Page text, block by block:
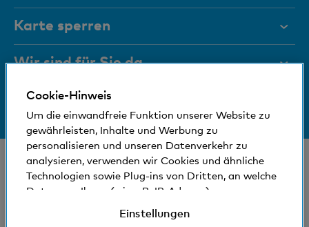
Dokumente
Magazin
Führungsgremien
Medien
Sozial und umweltfreundlich
Über uns
Investor Relations
Medien
Blog
Karte sperren
+41 (0)800 88 99 66
Wir sind für Sie da
Hilfe & Kontakt
Standorte und Bancomaten
Bankinfos
© Bank Cler AG
Rechtliche Bedingungen und Hinweise
Cookie-Hinweis
Um die einwandfreie Funktion unserer Website zu
gewährleisten, Inhalte und Werbung zu
personalisieren und unseren Datenverkehr zu
analysieren, verwenden wir Cookies und ähnliche
Technologien sowie Plug-ins von Dritten, an welche
Daten von Ihnen (wie z.B. IP-Adresse)
werden können. Sie können der Verwendung von
Einstellungen